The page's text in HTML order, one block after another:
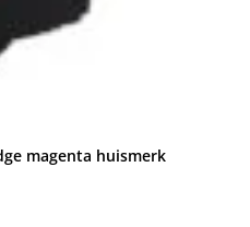
magenta huismerk